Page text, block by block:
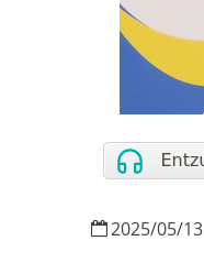
2025/05/13